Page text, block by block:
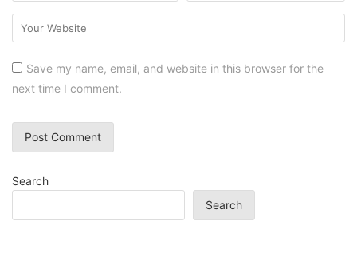
Save my name, email, and website in this browser for the
next time I comment.
Search
Search